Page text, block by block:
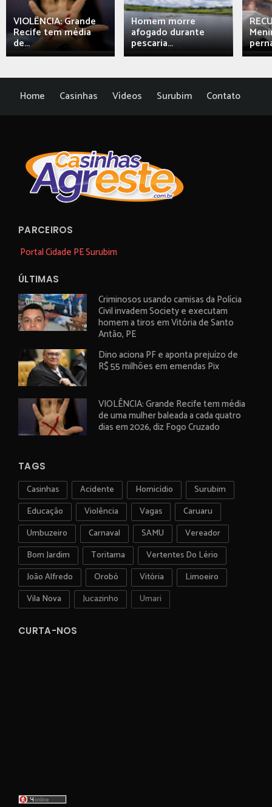
VIOLÊNCIA: Grande
Recife tem média
de...
Homem morre
afogado durante
pescaria...
Home Casinhas Vídeos Surubim Contato
PARCEIROS
Portal Cidade PE Surubim
ÚLTIMAS
Criminosos usando camisas da Polícia
Civil invadem Society e executam
homem a tiros em Vitória de Santo
Antão, PE
Dino aciona PF e aponta prejuízo de
R$ 55 milhões em emendas Pix
VIOLÊNCIA: Grande Recife tem média
de uma mulher baleada a cada quatro
dias em 2026, diz Fogo Cruzado
TAGS
Casinhas Acidente Homicídio
Surubim
Educação
Violência Vagas
Caruaru
Umbuzeiro
Carnaval SAMU
Vereador
Bom Jardim
Toritama
Vertentes Do Lério
João Alfredo
Orobó Vitória
Limoeiro
Vila Nova
Jucazinho Umari
CURTA-NOS